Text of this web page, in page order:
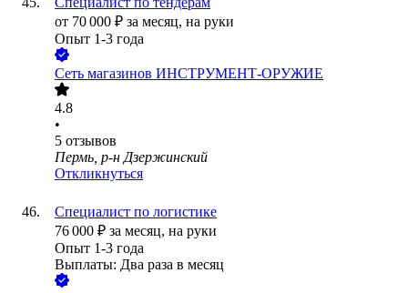
от 70 000 ₽ за месяц, на руки
Опыт 1-3 года
Сеть магазинов ИНСТРУМЕНТ-ОРУЖИЕ
4.8
•
5 отзывов
Пермь, р-н Дзержинский
Откликнуться
Специалист по логистике
76 000 ₽ за месяц, на руки
Опыт 1-3 года
Выплаты: Два раза в месяц